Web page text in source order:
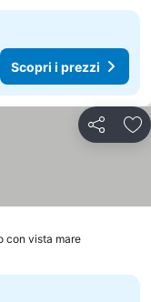
Scopri i prezzi
Condividi
con vista mare